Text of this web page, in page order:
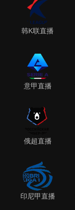
韩K联直播
意甲直播
俄超直播
印尼甲直播